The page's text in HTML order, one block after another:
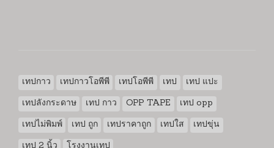
เทปกาว เทปกาวโอพีพี เทปโอพีพี เทป เทป แปะ
เทปลังกระดาษ เทป กาว OPP TAPE เทป opp
เทปไม่พิมพ์ เทป ถูก เทปราคาถูก เทปใส เทปขุ่น
เทป 2 นิ้ว โรงงานเทป